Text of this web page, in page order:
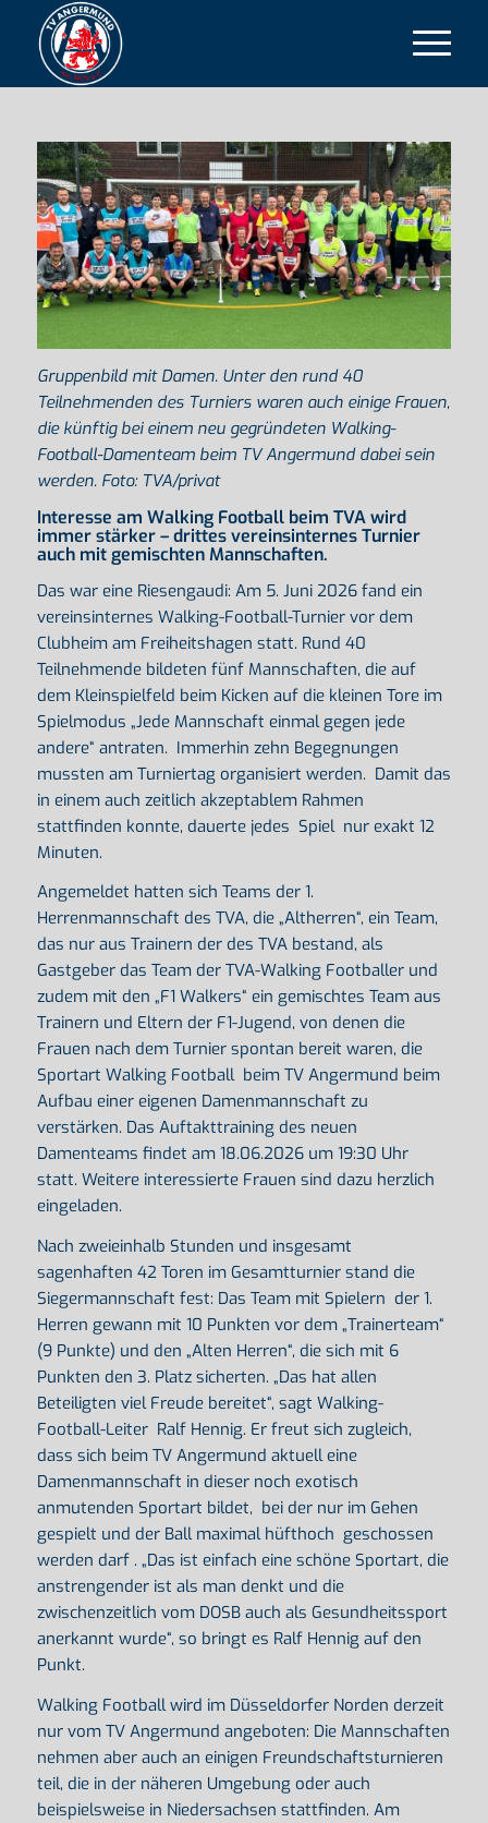
Gruppenbild mit Damen. Unter den rund 40
Teilnehmenden des Turniers waren auch einige Frauen,
die künftig bei einem neu gegründeten Walking-
Football-Damenteam beim TV Angermund dabei sein
werden. Foto: TVA/privat
Interesse am Walking Football beim TVA wird
immer stärker – drittes vereinsinternes Turnier
auch mit gemischten Mannschaften.
Das war eine Riesengaudi: Am 5. Juni 2026 fand ein
vereinsinternes Walking-Football-Turnier vor dem
Clubheim am Freiheitshagen statt. Rund 40
Teilnehmende bildeten fünf Mannschaften, die auf
dem Kleinspielfeld beim Kicken auf die kleinen Tore im
Spielmodus „Jede Mannschaft einmal gegen jede
andere“ antraten. Immerhin zehn Begegnungen
mussten am Turniertag organisiert werden. Damit das
in einem auch zeitlich akzeptablem Rahmen
stattfinden konnte, dauerte jedes Spiel nur exakt 12
Minuten.
Angemeldet hatten sich Teams der 1.
Herrenmannschaft des TVA, die „Altherren“, ein Team,
das nur aus Trainern der des TVA bestand, als
Gastgeber das Team der TVA-Walking Footballer und
zudem mit den „F1 Walkers“ ein gemischtes Team aus
Trainern und Eltern der F1-Jugend, von denen die
Frauen nach dem Turnier spontan bereit waren, die
Sportart Walking Football beim TV Angermund beim
Aufbau einer eigenen Damenmannschaft zu
verstärken. Das Auftakttraining des neuen
Damenteams findet am 18.06.2026 um 19:30 Uhr
statt. Weitere interessierte Frauen sind dazu herzlich
eingeladen.
Nach zweieinhalb Stunden und insgesamt
sagenhaften 42 Toren im Gesamtturnier stand die
Siegermannschaft fest: Das Team mit Spielern der 1.
Herren gewann mit 10 Punkten vor dem „Trainerteam“
(9 Punkte) und den „Alten Herren“, die sich mit 6
Punkten den 3. Platz sicherten. „Das hat allen
Beteiligten viel Freude bereitet“, sagt Walking-
Football-Leiter Ralf Hennig. Er freut sich zugleich,
dass sich beim TV Angermund aktuell eine
Damenmannschaft in dieser noch exotisch
anmutenden Sportart bildet, bei der nur im Gehen
gespielt und der Ball maximal hüfthoch geschossen
werden darf . „Das ist einfach eine schöne Sportart, die
anstrengender ist als man denkt und die
zwischenzeitlich vom DOSB auch als Gesundheitssport
anerkannt wurde“, so bringt es Ralf Hennig auf den
Punkt.
Walking Football wird im Düsseldorfer Norden derzeit
nur vom TV Angermund angeboten: Die Mannschaften
nehmen aber auch an einigen Freundschaftsturnieren
teil, die in der näheren Umgebung oder auch
beispielsweise in Niedersachsen stattfinden. Am